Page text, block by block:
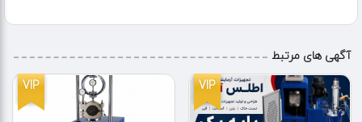
N1718NS260 WESTCODE: تریستور دیسکی 1718 آمپر
N1467NC160 WESTCODE: تریستور دیسکی 1467 آمپر
R2475ZC28N WESTCODE: تریستور فست دیسکی 2400 آمپر
آگهی های مرتبط
VIP
VIP